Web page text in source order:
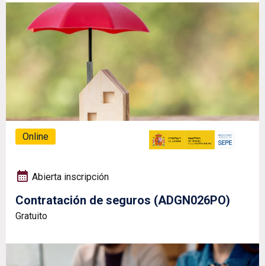
Online
Abierta inscripción
Contratación de seguros (ADGN026PO)
Gratuito